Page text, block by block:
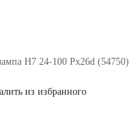
Н7 24-100 Рх26d (54750)
из избранного